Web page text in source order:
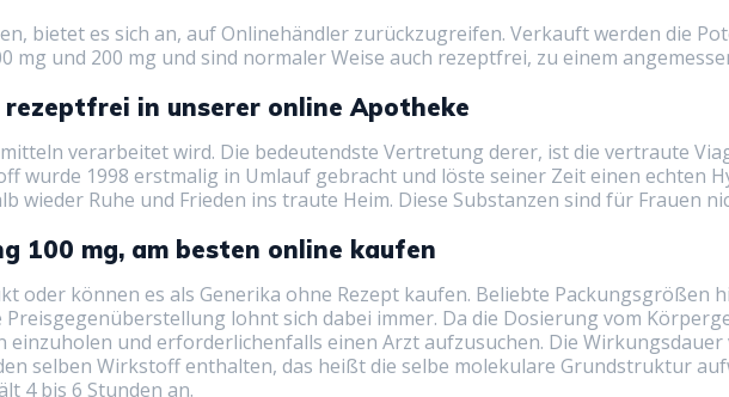
bietet es sich an, auf Onlinehändler zurückzugreifen. Verkauft werden die
mg und 200 mg und sind normaler Weise auch rezeptfrei, zu einem
in unserer online Apotheke
verarbeitet wird. Die bedeutendste Vertretung derer, ist die vertraute
wurde 1998 erstmalig in Umlauf gebracht und löste seiner Zeit einen echten
wieder Ruhe und Frieden ins traute Heim. Diese Substanzen sind für Frauen
100 mg, am besten online kaufen
oder können es als Generika ohne Rezept kaufen. Beliebte Packungsgrößen
Preisgegenüberstellung lohnt sich dabei immer. Da die Dosierung vom
und erforderlichenfalls einen Arzt aufzusuchen. Die
selben Wirkstoff enthalten, das heißt die selbe molekulare Grundstruktur
4 bis 6 Stunden an.